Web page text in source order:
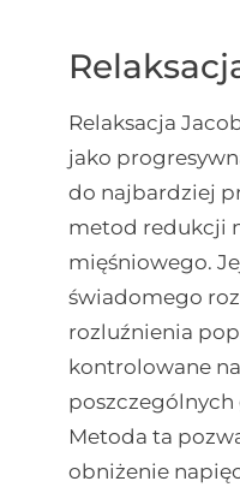
Relaksacja
jako
do najbardziej
metod redukcji
mięśniowego.
świadomego
rozluźnienia
kontrolowane
Metoda ta
obniżenie